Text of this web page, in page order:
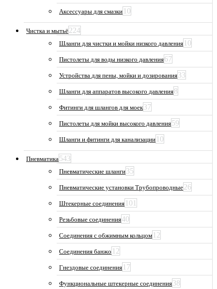
Аксессуары для смазки 10
Чистка и мытьё224
Шланги для чистки и мойки низкого давления 10
Пистолеты для воды низкого давления67
Устройства для пены, мойки и дозирования33
Шланги для аппаратов высокого давления8
Фитинги для шлангов для моек37
Пистолеты для мойки высокого давления59
Шланги и фитинги для канализации 10
Пневматика543
Пневматические шланги35
Пневматические установки Трубопроводные26
Штекерные соединения 101
Резьбовые соединения40
Соединения с обжимным кольцом 12
Соединения банжо 12
Гнездовые соединения 17
Функциональные штекерные соединения38